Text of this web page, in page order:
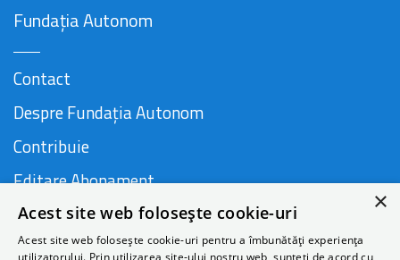
Fundația Autonom
Contact
Despre Fundația Autonom
Contribuie
Editare Abonament
Cauză susținută de
×
Acest site web folosește cookie-uri
Acest site web folosește cookie-uri pentru a îmbunătăți experiența
utilizatorului. Prin utilizarea site-ului nostru web, sunteți de acord cu